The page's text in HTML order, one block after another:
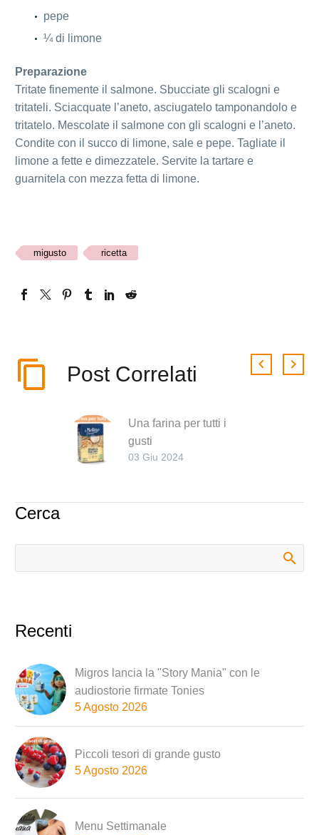
pepe
¼ di limone
Preparazione
Tritate finemente il salmone. Sbucciate gli scalogni e
tritateli. Sciacquate l’aneto, asciugatelo tamponandolo e
tritatelo. Mescolate il salmone con gli scalogni e l’aneto.
Condite con il succo di limone, sale e pepe. Tagliate il
limone a fette e dimezzatele. Servite la tartare e
guarnitela con mezza fetta di limone.
migusto ricetta
Post Correlati
Una farina per tutti i
gusti
La semola rimacinata di
03 Giu 2024
Cerca
Recenti
Migros lancia la "Story Mania" con le
audiostorie firmate Tonies
5 Agosto 2026
Piccoli tesori di grande gusto
5 Agosto 2026
Menu Settimanale